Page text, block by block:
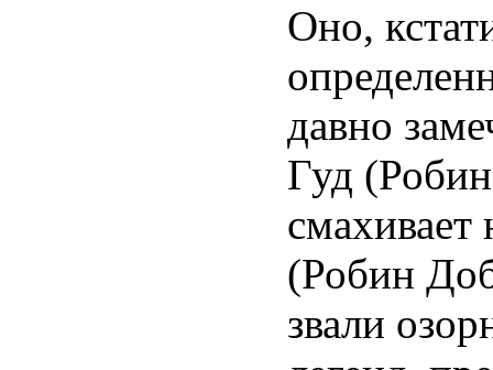
Оно,
давно
Гуд
смахивает
(Робин
звали